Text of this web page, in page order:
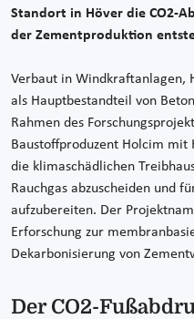
Standort in Höver die CO2-
der Zementproduktion
Verbaut in Windkraftanlagen,
als Hauptbestandteil von
Rahmen des
Baustoffproduzent Holcim mit
die klimaschädlichen
Rauchgas abzuscheiden und
aufzubereiten. Der
Erforschung zur
Dekarbonisierung von
Der CO2-